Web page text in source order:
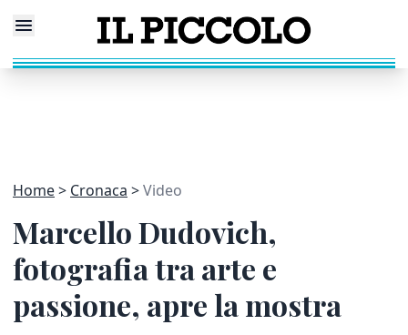
Home Cronaca Video
Marcello Dudovich,
fotografia tra arte e
passione, apre la mostra